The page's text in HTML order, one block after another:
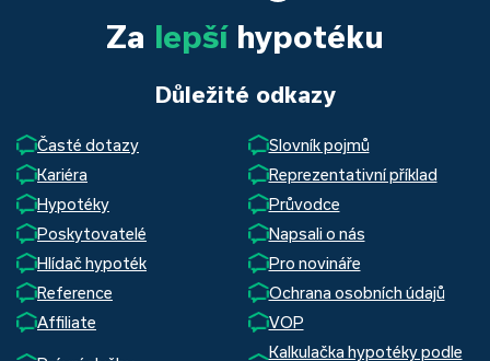
Za lepšíhypotéku
Důležité odkazy
Časté dotazy
Slovník pojmů
Kariéra
Reprezentativní příklad
Hypotéky
Průvodce
Poskytovatelé
Napsali o nás
Hlídač hypoték
Pro novináře
Reference
Ochrana osobních údajů
Affiliate
VOP
Kalkulačka hypotéky podle